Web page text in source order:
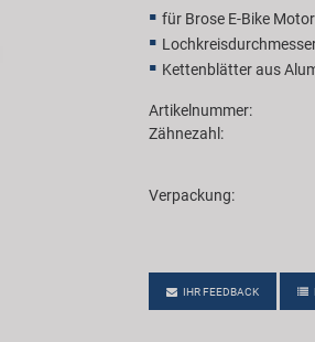
für Brose E-Bike
Kettenblätter aus
Artikelnummer:
Zähnezahl:
Verpackung:
IHR FEEDBACK